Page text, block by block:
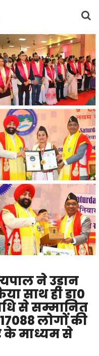
ने उड़ान
साथ ही डा0
से सम्मानित
17088 लोगों की
के माध्यम से